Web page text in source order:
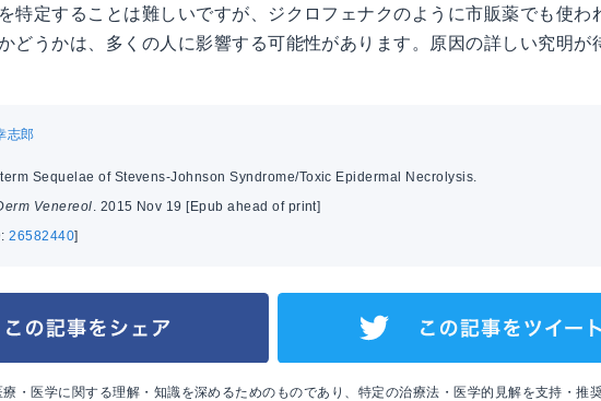
特定することは難しいですが、ジクロフェナクのように市販薬でも使わ
どうかは、多くの人に影響する可能性があります。原因の詳しい究明が
志郎
Sequelae of Stevens-Johnson Syndrome/Toxic Epidermal Necrolysis.
Venereol. 2015 Nov 19 [Epub ahead of print]
26582440]
・医学に関する理解・知識を深めるためのものであり、特定の治療法・医学的見解を支持・推